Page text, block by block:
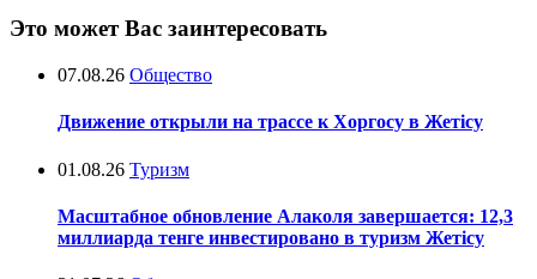
Это может Вас заинтересовать
07.08.26 Общество
Движение открыли на трассе к Хоргосу в Жетісу
01.08.26 Туризм
Масштабное обновление Алаколя завершается: 12,3
миллиарда тенге инвестировано в туризм Жетісу